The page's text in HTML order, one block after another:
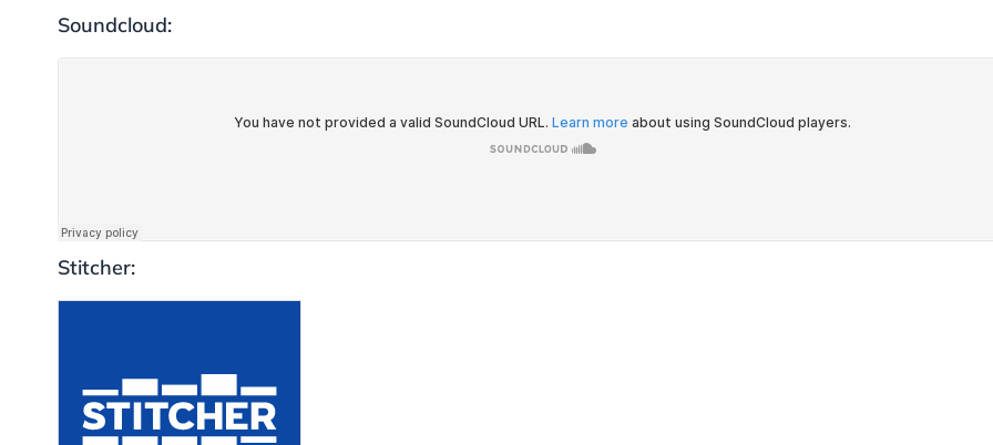
Soundcloud:
Stitcher: